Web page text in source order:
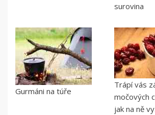
surovina
Gurmáni na túře
Trápí vás
močových
jak na ně